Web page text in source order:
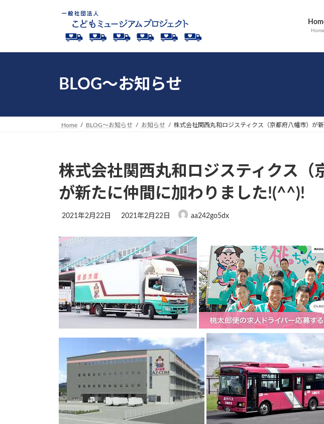
ツ
プ
シ
動
Home
BLOG～お知らせ
Home BLOG～お知らせ お知らせ 株式会社関西丸和ロジスティクス（京都府八幡市）が
株式会社関西丸和ロジスティクス（
が新たに仲間に加わりました!(^^)!
2021年2月22日
最
日
2021年2月22日 aa242go5dx